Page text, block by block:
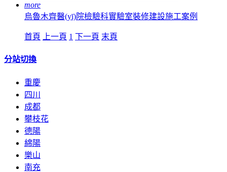
more
烏魯木齊醫(yī)院檢驗科實驗室裝修建設施工案例
首頁 上一頁 1 下一頁 末頁
分站切換
重慶
四川
成都
攀枝花
德陽
綿陽
樂山
南充